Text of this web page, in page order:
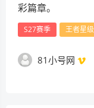
彩篇章。
S27赛季 王者星级
81小号网